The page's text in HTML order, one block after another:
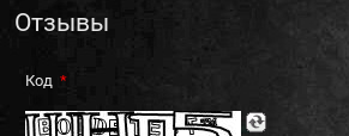
Отзывы
Код